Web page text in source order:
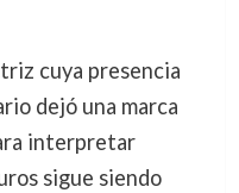
cuya presencia
dejó una marca
interpretar
sigue siendo